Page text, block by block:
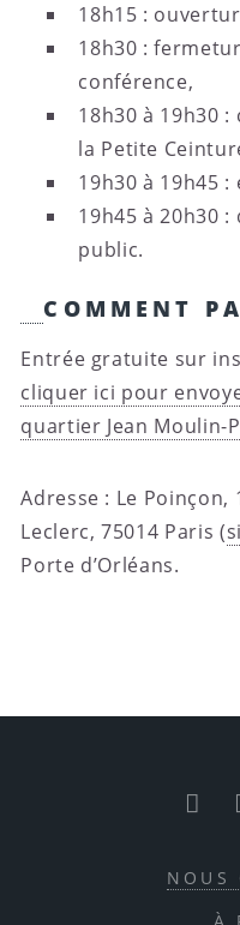
18h15 :
18h30 :
conférence,
18h30 à 19h30
la Petite
19h30 à 19h45 :
19h45 à 20h30
public.
COMMENT
Entrée gratuite sur
cliquer ici pour
quartier Jean Moulin-
Adresse : Le Poinçon,
Leclerc, 75014 Paris (
Porte d’Orléans.
NOUS